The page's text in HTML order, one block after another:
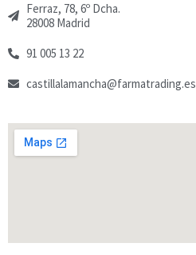
Ferraz, 78, 6º Dcha.
28008 Madrid
91 005 13 22
castillalamancha@farmatrading.es